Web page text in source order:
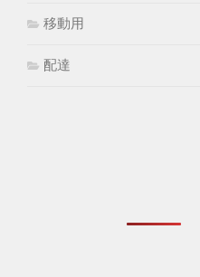
移動用
配達